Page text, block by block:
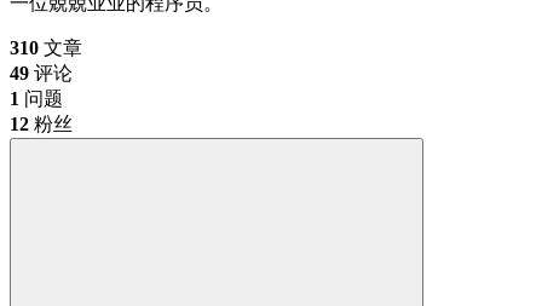
310 文章
49 评论
1 问题
12 粉丝